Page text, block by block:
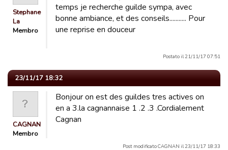
Stephane
La
Membro
temps je recherche guilde sympa, avec
bonne ambiance, et des conseils........... Pour
une reprise en douceur
Postato il 21/11/17 07:51
23/11/17 18:32
CAGNAN
Membro
Bonjour on est des guildes tres actives on
en a 3.la cagnannaise 1 .2 .3 .Cordialement
Cagnan
Post modificato CAGNAN il 23/11/17 18:33